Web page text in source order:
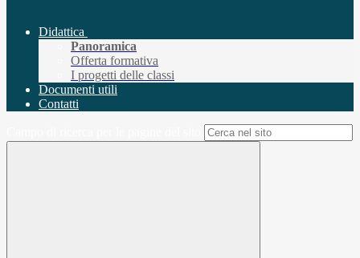
Didattica
Panoramica
Offerta formativa
I progetti delle classi
Documenti utili
Contatti